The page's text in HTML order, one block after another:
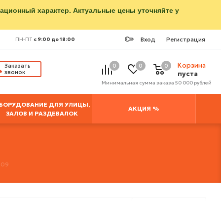
характер. Актуальные цены уточняйте у
Вход Регистрация
ПН-ПТ с 9:00 до 18:00
Заказать
звонок
0 0
Корзина
пуста
0
Минимальная сумма заказа 50 000 рублей
ДЛЯ УЛИЦЫ,
ЗАЛОВ И РАЗДЕВАЛОК
АКЦИЯ %